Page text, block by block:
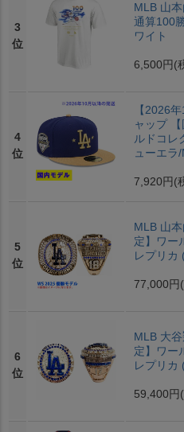
3
位
MLB 山
通算100
ワイト
6,500円 (
4
位
【2026
ャップ
ルドコレ
ューエラ
7,920円 (
5
位
MLB 山
定】ワー
レプリカ
77,000円
6
位
MLB 大
定】ワー
レプリカ
59,400円